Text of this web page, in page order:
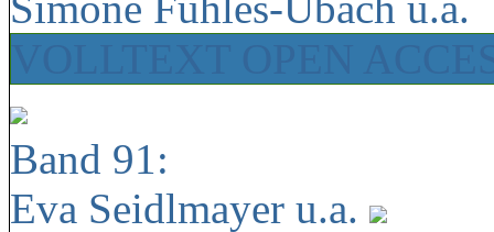
Band 91:
Eva Seidlmayer u.a.